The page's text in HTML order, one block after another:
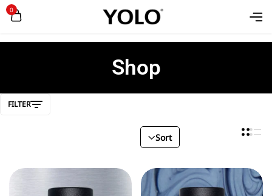
0
Shop
FILTER
Sort